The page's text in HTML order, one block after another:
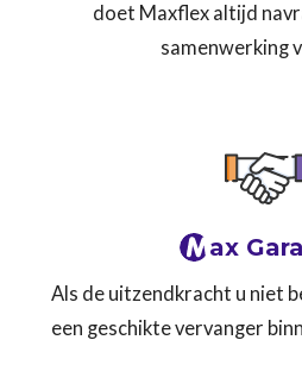
doet Maxflex altijd
samenwerking
Max
Als de uitzendkracht u niet
een geschikte vervanger